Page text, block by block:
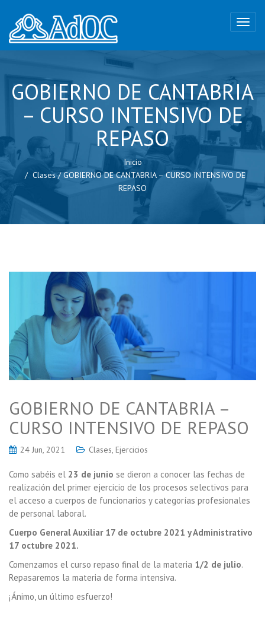
GOBIERNO DE CANTABRIA
– CURSO INTENSIVO DE
REPASO
Inicio
Clases /GOBIERNO DE CANTABRIA – CURSO INTENSIVO DE
REPASO
GOBIERNO DE CANTABRIA –
CURSO INTENSIVO DE REPASO
24 Jun, 2021 Clases, Ejercicios
Como sabéis el 23 de junio se dieron a conocer las fechas de
realización del primer ejercicio de los procesos selectivos para
el acceso a cuerpos de funcionarios y categorías profesionales
de personal laboral.
Cuerpo General Auxiliar 17 de octubre 2021 y Administrativo
17 octubre 2021.
Comenzamos el curso repaso final de la materia 1/2 de julio.
Repasaremos la materia de forma intensiva.
¡Ánimo, un último esfuerzo!